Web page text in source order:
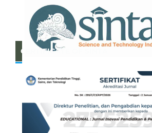
CERTIFICATE OF SINTA